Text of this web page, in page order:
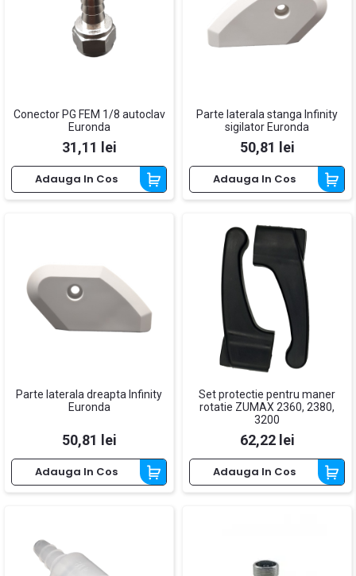
Conector PG FEM 1/8 autoclav
Euronda
Pret
31,11 lei
Adauga In Cos
Parte laterala stanga Infinity
sigilator Euronda
Pret
50,81 lei
Adauga In Cos
Parte laterala dreapta Infinity
Euronda
Pret
50,81 lei
Adauga In Cos
Set protectie pentru maner
rotatie ZUMAX 2360, 2380,
3200
Pret
62,22 lei
Adauga In Cos